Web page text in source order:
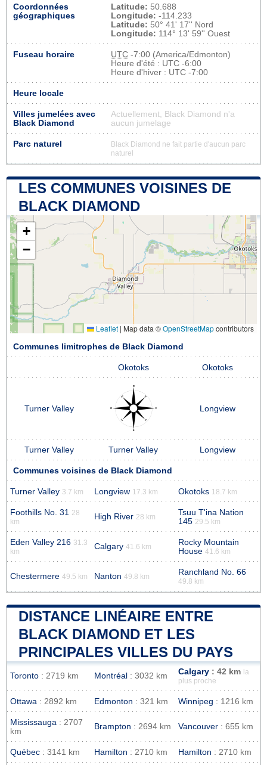
Coordonnées
géographiques
Latitude: 50.688
Longitude: -114.233
Latitude: 50° 41' 17'' Nord
Longitude: 114° 13' 59'' Ouest
Fuseau horaire UTC -7:00 (America/Edmonton)
Heure d'été : UTC -6:00
Heure d'hiver : UTC -7:00
Heure locale
Villes jumelées avec
Black Diamond
Actuellement, Black Diamond n'a
aucun jumelage
Parc naturel
Black Diamond ne fait partie d'aucun parc
naturel
LES COMMUNES VOISINES DE
BLACK DIAMOND
+
−
Leaflet | Map data ©OpenStreetMapcontributors
Communes limitrophes de Black Diamond
Okotoks Okotoks
Turner Valley Longview
Turner Valley Turner Valley Longview
Communes voisines de Black Diamond
Turner Valley 3.7 km Longview 17.3 km Okotoks 18.7 km
Foothills No. 31
28
km
High River 28 km
Tsuu T'ina Nation
145 29.5 km
Eden Valley 216 31.3
km
Calgary 41.6 km
Rocky Mountain
House 41.6 km
Chestermere 49.5 km Nanton 49.8 km Ranchland No. 66
49.8 km
DISTANCE LINÉAIRE ENTRE
BLACK DIAMOND ET LES
PRINCIPALES VILLES DU PAYS
Toronto : 2719 km Montréal : 3032 km Calgary : 42 km
la
plus proche
Ottawa : 2892 km Edmonton : 321 km Winnipeg : 1216 km
Mississauga : 2707
km
Brampton : 2694 km Vancouver : 655 km
Québec : 3141 km Hamilton : 2710 km Hamilton : 2710 km